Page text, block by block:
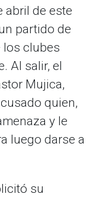
abril de este
partido de
los clubes
Al salir, el
Mujica,
quien,
y le
luego darse a
su